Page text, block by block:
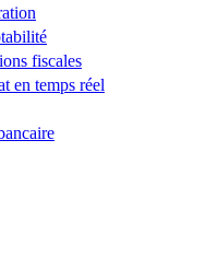
fiscales
en temps réel